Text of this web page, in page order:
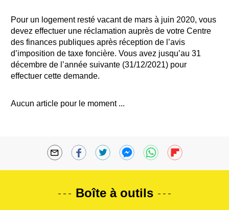
Pour un logement resté vacant de mars à juin 2020, vous
devez effectuer une réclamation auprès de votre Centre
des finances publiques après réception de l’avis
d’imposition de taxe foncière. Vous avez jusqu’au 31
décembre de l’année suivante (31/12/2021) pour
effectuer cette demande.
Aucun article pour le moment ...
Boîte à outils